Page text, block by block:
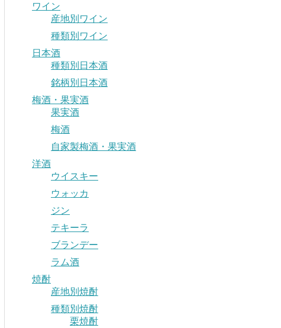
ワイン
産地別ワイン
種類別ワイン
日本酒
種類別日本酒
銘柄別日本酒
梅酒・果実酒
果実酒
梅酒
自家製梅酒・果実酒
洋酒
ウイスキー
ウォッカ
ジン
テキーラ
ブランデー
ラム酒
焼酎
産地別焼酎
種類別焼酎
栗焼酎